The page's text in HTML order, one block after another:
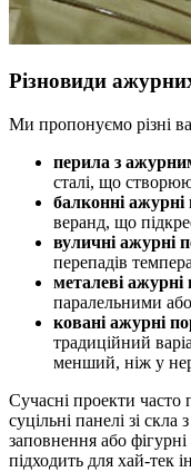
Різновиди
Ми пропонуємо різні
перила з
сталі, що
балконні ажурні
веранд, що
вуличні ажурні
перепадів
металеві ажурні
паралельними
ковані ажурні
традиційний
менший, ніж у
Сучасні проекти часто
суцільні панелі зі
заповнення або
підходить для хай-тек